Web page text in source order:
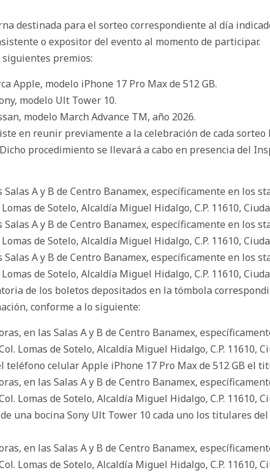
destinada para el sorteo correspondiente al día
o expositor del evento al momento de participar.
premios:
Apple, modelo iPhone 17 Pro Max de 512 GB.
modelo Ult Tower 10.
modelo March Advance TM, año 2026.
en reunir previamente a la celebración de cada
procedimiento se llevará a cabo en presencia del
A y B de Centro Banamex, específicamente en los
de Sotelo, Alcaldía Miguel Hidalgo, C.P. 11610,
A y B de Centro Banamex, específicamente en los
de Sotelo, Alcaldía Miguel Hidalgo, C.P. 11610,
A y B de Centro Banamex, específicamente en los
de Sotelo, Alcaldía Miguel Hidalgo, C.P. 11610,
de los boletos depositados en la tómbola
conforme a lo siguiente:
en las Salas A y B de Centro Banamex,
Lomas de Sotelo, Alcaldía Miguel Hidalgo, C.P. 11610,
teléfono celular Apple iPhone 17 Pro Max de 512 GB el
en las Salas A y B de Centro Banamex,
Lomas de Sotelo, Alcaldía Miguel Hidalgo, C.P. 11610,
una bocina Sony Ult Tower 10 cada uno los titulares
en las Salas A y B de Centro Banamex,
Lomas de Sotelo, Alcaldía Miguel Hidalgo, C.P. 11610,